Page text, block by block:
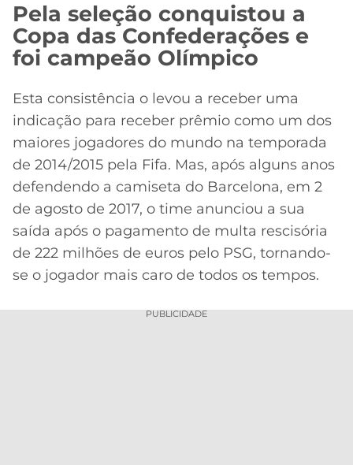
Pela seleção conquistou a
Copa das Confederações e
foi campeão Olímpico
Esta consistência o levou a receber uma
indicação para receber prêmio como um dos
maiores jogadores do mundo na temporada
de 2014/2015 pela Fifa. Mas, após alguns anos
defendendo a camiseta do Barcelona, em 2
de agosto de 2017, o time anunciou a sua
saída após o pagamento de multa rescisória
de 222 milhões de euros pelo PSG, tornando-
se o jogador mais caro de todos os tempos.
PUBLICIDADE